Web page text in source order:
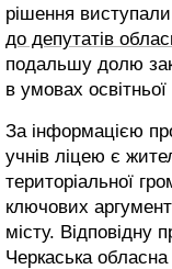
рішення
до депутатів
подальшу долю
в умовах
За інформацією
учнів ліцею є
територіальної
ключових
місту. Відповідну
Черкаська обласна